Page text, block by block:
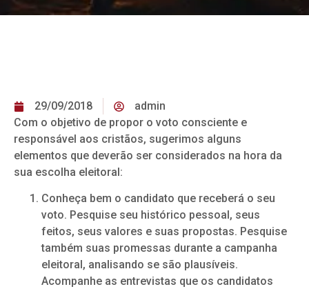
29/09/2018
admin
Com o objetivo de propor o voto consciente e
responsável aos cristãos, sugerimos alguns
elementos que deverão ser considerados na hora da
sua escolha eleitoral:
Conheça bem o candidato que receberá o seu
voto. Pesquise seu histórico pessoal, seus
feitos, seus valores e suas propostas. Pesquise
também suas promessas durante a campanha
eleitoral, analisando se são plausíveis.
Acompanhe as entrevistas que os candidatos